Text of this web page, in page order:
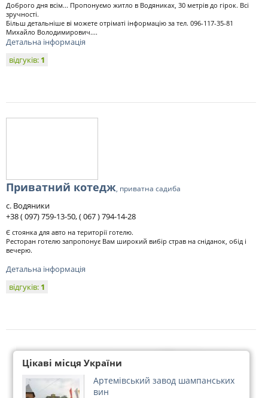
Доброго дня всім... Пропонуємо житло в Водяниках, 30 метрів до гірок. Всі
зручності.
Більш детальніше ві можете отріматі інформацію за тел. 096-117-35-81
Михайло Володимирович....
Детальна інформація
відгуків: 1
Приватний котедж, приватна садиба
с. Водяники
+38 ( 097) 759-13-50, ( 067 ) 794-14-28
Є стоянка для авто на території готелю.
Ресторан готелю запропонує Вам широкий вибір страв на сніданок, обід і
вечерю.
Детальна інформація
відгуків: 1
Цікаві місця України
Артемівський завод шампанських
вин